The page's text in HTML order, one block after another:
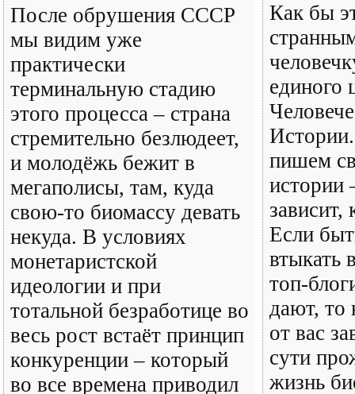
После обрушения СССР
мы видим уже
практически
терминальную стадию
этого процесса – страна
стремительно безлюдеет,
и молодёжь бежит в
мегаполисы, там, куда
свою-то биомассу девать
некуда. В условиях
монетаристской
идеологии и при
тотальной безработице во
весь рост встаёт принцип
конкуренции – который
во все времена приводил
Как бы
единого
пишем
истории
зависит,
Если
втыкать
топ-
дают, то
от вас
сути
жизнь